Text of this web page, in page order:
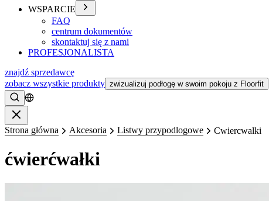
WSPARCIE
FAQ
centrum dokumentów
skontaktuj się z nami
PROFESJONALISTA
znajdź sprzedawcę
zobacz wszystkie produkty zwizualizuj podłogę w swoim pokoju z Floorfit
Szukać
Strona główna Akcesoria Listwy przypodlogowe Cwiercwalki
ćwierćwałki